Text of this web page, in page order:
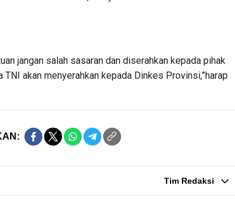
jangan salah sasaran dan diserahkan kepada pihak
akan menyerahkan kepada Dinkes Provinsi,”harap
Tim Redaksi